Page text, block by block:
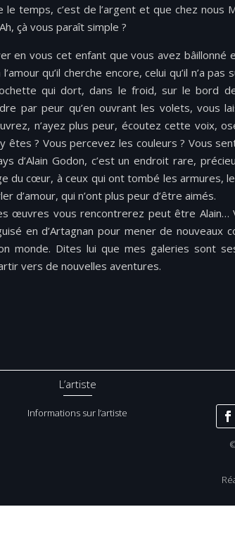
le temps, c’est de l’argent et que chez nous
çà vous paraît sim­ple ?
en vous cet enfant que vous avez
qu’il cherche encore, celui qu’il n’a
qui dort, dans le froid, sur le bord
par peur qu’en ouvrant les volets, vous
n’ayez plus peur, écoutez cette voix,
êtes ? Vous percevez les couleurs ? Vous
d’Alain Godon, c’est un endroit rare,
du cœur, à ceux qui ont tombé les armures,
d’amour, qui n’ont plus peur d’être aimés.
œuvres vous ren­con­tr­erez peut être Alain…
en d’Artagnan pour mener de nou­veaux
monde. Dites lui que mes galeries sont
vers de nou­velles aven­tures.
L’artiste
Informations sur l’artiste